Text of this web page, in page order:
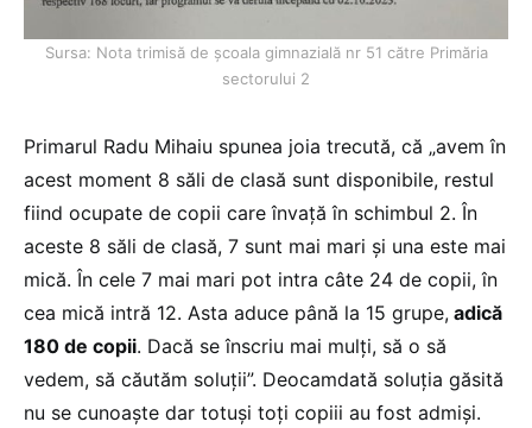
Sursa: Nota trimisă de școala gimnazială nr 51 către Primăria
sectorului 2
Primarul Radu Mihaiu spunea joia trecută, că „avem în
acest moment 8 săli de clasă sunt disponibile, restul
fiind ocupate de copii care învață în schimbul 2. În
aceste 8 săli de clasă, 7 sunt mai mari și una este mai
mică. În cele 7 mai mari pot intra câte 24 de copii, în
cea mică intră 12. Asta aduce până la 15 grupe, adică
180 de copii. Dacă se înscriu mai mulți, să o să
vedem, să căutăm soluții”. Deocamdată soluția găsită
nu se cunoaște dar totuși toți copiii au fost admiși.